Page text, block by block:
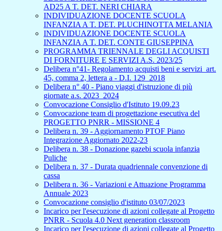
AD25 A T. DET. NERI CHIARA
INDIVIDUAZIONE DOCENTE SCUOLA
INFANZIA A T. DET. PLUCHINOTTA MELANIA
INDIVIDUAZIONE DOCENTE SCUOLA
INFANZIA A T. DET. CONTE GIUSEPPINA
PROGRAMMA TRIENNALE DEGLI ACQUISTI
DI FORNITURE E SERVIZI A.S. 2023/25
Delibera n°41- Regolamento acquisti beni e servizi_art.
45, comma 2, lettera a - D.I. 129_2018
Delibera n° 40 - Piano viaggi d'istruzione di più
giornate a.s. 2023_2024
Convocazione Consiglio d'Istituto 19.09.23
Convocazione team di progettazione esecutiva del
PROGETTO PNRR - MISSIONE 4
Delibera n. 39 - Aggiornamento PTOF Piano
Integrazione Aggiornato 2022-23
Delibera n. 38 - Donazione gazebi scuola infanzia
Puliche
Delibera n. 37 - Durata quadriennale convenzione di
cassa
Delibera n. 36 - Variazioni e Attuazione Programma
Annuale 2023
Convocazione consiglio d'istituto 03/07/2023
Incarico per l'esecuzione di azioni collegate al Progetto
PNRR - Scuola 4.0 Next generation classroom
Incarico per l'esecuzione di azioni collegate al Progetto